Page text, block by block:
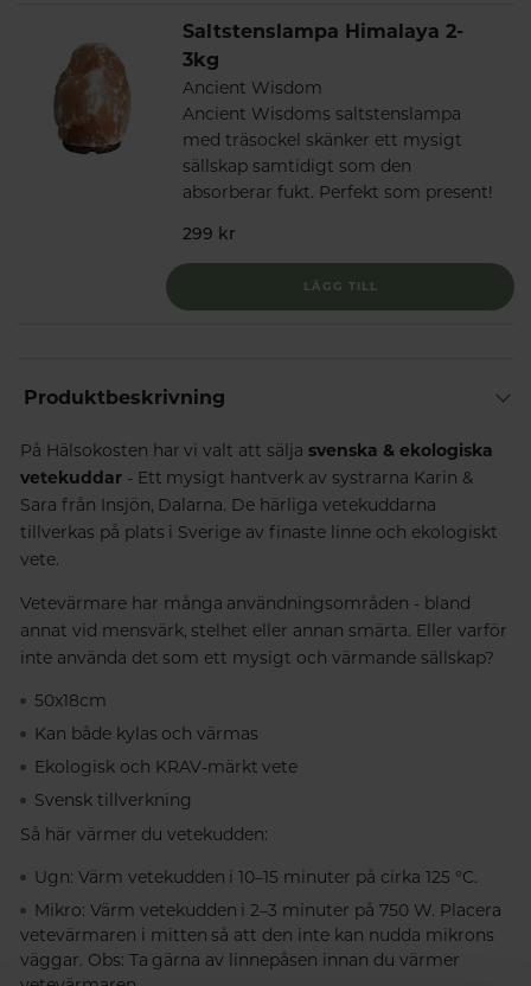
Saltstenslampa Himalaya 2-
3kg
Ancient Wisdom
Ancient Wisdoms saltstenslampa
med träsockel skänker ett mysigt
sällskap samtidigt som den
absorberar fukt. Perfekt som present!
299 kr
LÄGG TILL
Produktbeskrivning
På Hälsokosten har vi valt att säljasvenska & ekologiska
vetekuddar- Ett mysigt hantverk av systrarna Karin &
Sara från Insjön, Dalarna. De härliga vetekuddarna
tillverkas på plats i Sverige av finaste linne och ekologiskt
vete.
Vetevärmare har många användningsområden - bland
annat vid mensvärk, stelhet eller annan smärta. Eller varför
inte använda det som ett mysigt och värmande sällskap?
50x18cm
Kan både kylas och värmas
Ekologisk och KRAV-märkt vete
Svensk tillverkning
Så här värmer du vetekudden:
Ugn: Värm vetekudden i 10–15 minuter på cirka 125 °C.
Mikro: Värm vetekudden i 2–3 minuter på 750 W. Placera
vetevärmaren i mitten så att den inte kan nudda mikrons
väggar. Obs: Ta gärna av linnepåsen innan du värmer